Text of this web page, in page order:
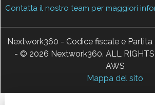
Contatta il nostro team per maggiori
Nextwork360 - Codice fiscale e
- © 2026 Nextwork360. ALL RIGHTS
AWS
Mappa del sito